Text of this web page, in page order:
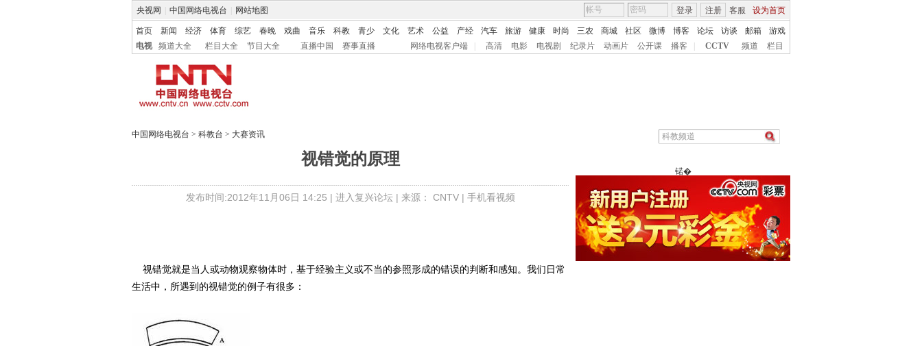
央视网 中国网络电视台 网站地图 客服 设为首页
登录 注册
首页 新闻 经济 体育 综艺 春晚 戏曲 音乐 科教 青少 文化 艺术 公益 产经 汽车 旅游 健康 时尚 三农 商城 社区 微博 博客 论坛 访谈 邮箱
游戏
电视
频道大全 栏目大全 节目大全 直播中国 赛事直播 网络电视客户端 高清 电影 电视剧 纪录片 动画片 公开课 播客 CCTV 频道 栏目
中国网络电视台 > 科教台 > 大赛资讯
锘�
视错觉的原理
发布时间:2012年11月06日 14:25 | 进入复兴论坛| 来源： CNTV| 手机看视频
视错觉就是当人或动物观察物体时，基于经验主义或不当的参照形成的错误的判断和感知。我们日常
生活中，所遇到的视错觉的例子有很多：